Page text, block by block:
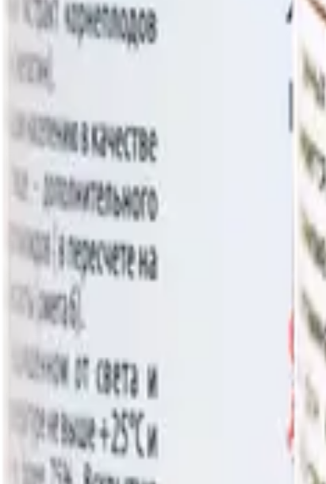
Показать ещё (9)
Активное вещество
D-манноза
L-аргинин
L-Глицин
L-глутамин
L-глутатион Глутатион
Показать ещё ( )
Бренд
RISINGSTAR
Вита-Стандарт
MotherPlant
КЛАДОВИТ
NOW FOODS
Показать ещё (
Цена, ₽
В наличии
Фильтры1
Сортировка:
Популярные